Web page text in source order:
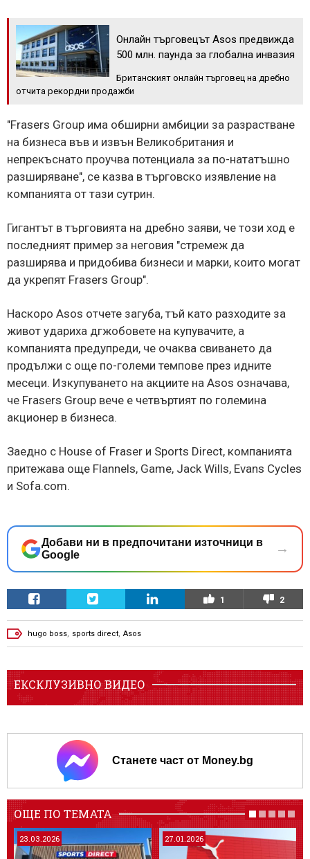
Онлайн търговецът Asos предвижда
500 млн. паунда за глобална инвазия
Британският онлайн търговец на дребно
отчита рекордни продажби
"Frasers Group има обширни амбиции за разрастване
на бизнеса във и извън Великобритания и
непрекъснато проучва потенциала за по-нататъшно
разширяване", се казва в търговско изявление на
компанията от тази сутрин.
Гигантът в търговията на дребно заяви, че този ход е
последният пример за неговия "стремеж да
разширява и придобива бизнеси и марки, които могат
да укрепят Frasers Group".
Наскоро Asos отчете загуба, тъй като разходите за
живот удариха дгжобовете на купувачите, а
компанията предупреди, че очаква свиването да
продължи с още по-големи темпове през идните
месеци. Изкупуването на акциите на Asos означава,
че Frasers Group вече е четвъртият по големина
акционер в бизнеса.
Заедно с House of Fraser и Sports Direct, компанията
притежава още Flannels, Game, Jack Wills, Evans Cycles
и Sofa.com.
Добави ни в предпочитани източници в
Google
→
1 2
hugo boss sports direct Asos
ЕКСКЛУЗИВНО ВИДЕО
Станете част от Money.bg
ОЩЕ ПО ТЕМАТА
23.03.2026 27.01.2026